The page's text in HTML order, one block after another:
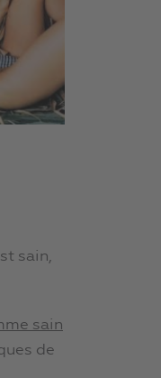
sain,
sain
de